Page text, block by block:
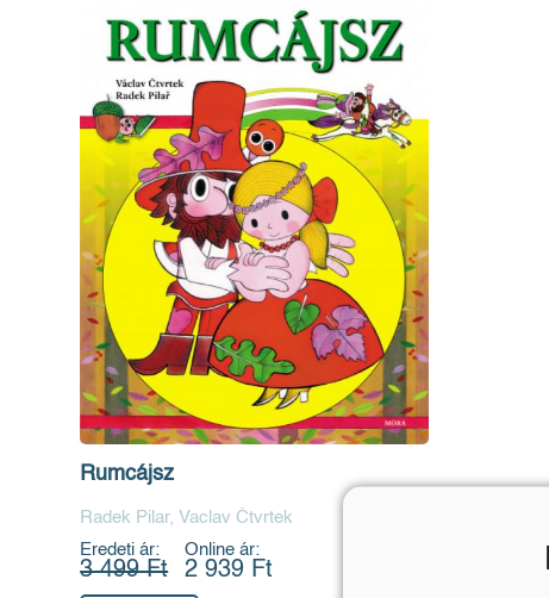
Rumcájsz
Radek Pilar, Vaclav Čtvrtek
Eredeti ár:
3 499 Ft
Online ár:
2 939 Ft